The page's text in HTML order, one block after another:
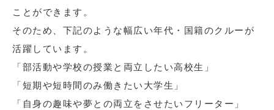
ことができます。
そのため、下記のような幅広い年代・国籍のクルーが
活躍しています。
「部活動や学校の授業と両立したい高校生」
「短期や短時間のみ働きたい大学生」
「自身の趣味や夢との両立をさせたいフリーター」